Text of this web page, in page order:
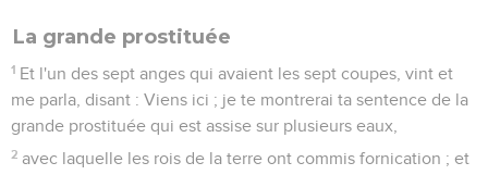
La grande prostituée
1 Et l'un des sept anges qui avaient les sept coupes, vint et
me parla, disant : Viens ici ; je te montrerai ta sentence de la
grande prostituée qui est assise sur plusieurs eaux,
2 avec laquelle les rois de la terre ont commis fornication ; et